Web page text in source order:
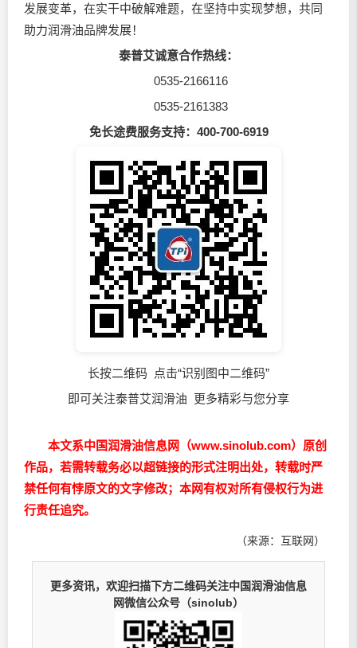
发展变革，在实干中破解难题，在坚持中实现梦想，共同
助力润滑油品牌发展！
泰普艾诚意合作热线：
0535-2166116
0535-2161383
免长途费服务支持：400-700-6919
长按二维码 点击“识别图中二维码”
即可关注泰普艾润滑油 更多精彩与您分享
本文系中国润滑油信息网（www.sinolub.com）原创
作品，若需转载务必以超链接的形式注明出处，转载时严
禁任何有悖原文的文字修改；本网有权对所有侵权行为进
行责任追究。
（来源：互联网）
更多资讯，欢迎扫描下方二维码关注中国润滑油信息
网微信公众号（sinolub）